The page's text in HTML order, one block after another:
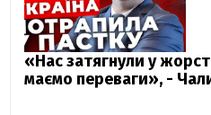
«Нас затягнули у
маємо переваги», -